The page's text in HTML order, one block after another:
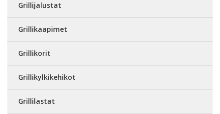
Grillijalustat
Grillikaapimet
Grillikorit
Grillikylkikehikot
Grillilastat